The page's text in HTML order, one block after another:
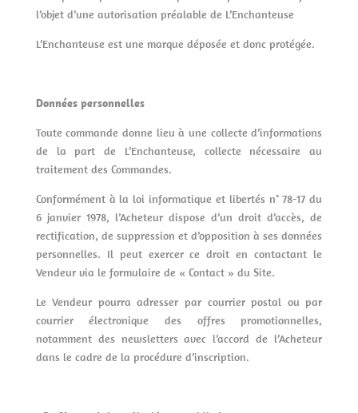
l’objet d’une autorisation préalable de L’Enchanteuse
L’Enchanteuse est une marque déposée et donc protégée.
Données personnelles
Toute commande donne lieu à une collecte d’informations
de la part de L’Enchanteuse, collecte nécessaire au
traitement des Commandes.
Conformément à la loi informatique et libertés n° 78-17 du
6 janvier 1978, l’Acheteur dispose d’un droit d’accès, de
rectification, de suppression et d’opposition à ses données
personnelles. Il peut exercer ce droit en contactant le
Vendeur via le formulaire de « Contact » du Site.
Le Vendeur pourra adresser par courrier postal ou par
courrier électronique des offres promotionnelles,
notamment des newsletters avec l’accord de l’Acheteur
dans le cadre de la procédure d’inscription.